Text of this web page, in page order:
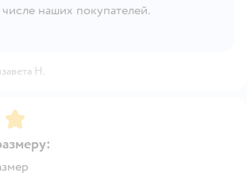
наших покупателей.
Н.